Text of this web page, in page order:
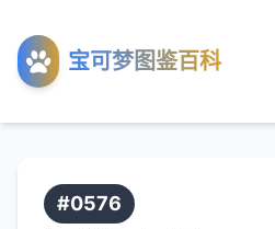
宝可梦图鉴百科
工具
关于
#0576